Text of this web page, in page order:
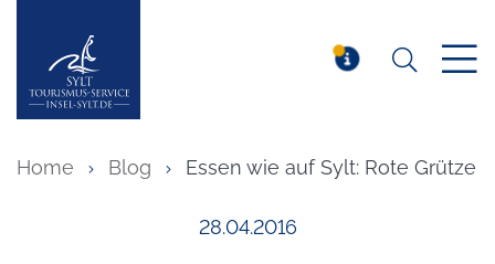
Insel Sylt Suchen
Home Blog Essen wie auf Sylt: Rote Grütze
Veröffentlicht am:
28.04.2016